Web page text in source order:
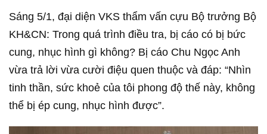
Sáng 5/1, đại diện VKS thẩm vấn cựu Bộ trưởng Bộ
KH&CN: Trong quá trình điều tra, bị cáo có bị bức
cung, nhục hình gì không? Bị cáo Chu Ngọc Anh
vừa trả lời vừa cười điệu quen thuộc và đáp: “Nhìn
tinh thần, sức khoẻ của tôi phong độ thế này, không
thể bị ép cung, nhục hình được”.